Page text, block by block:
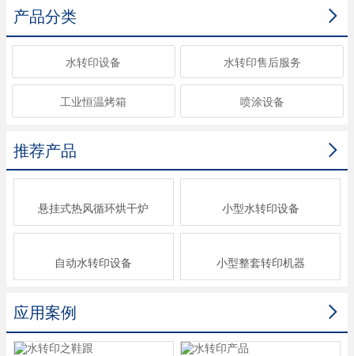

产品分类
水转印设备 水转印售后服务
工业恒温烤箱 喷涂设备

推荐产品
悬挂式热风循环烘干炉 小型水转印设备
自动水转印设备 小型整套转印机器

应用案例